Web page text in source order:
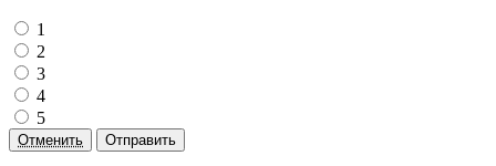
1
2
3
4
5
Отменить Отправить